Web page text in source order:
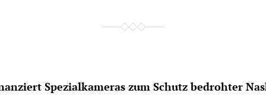
Spezialkameras zum Schutz bedrohter